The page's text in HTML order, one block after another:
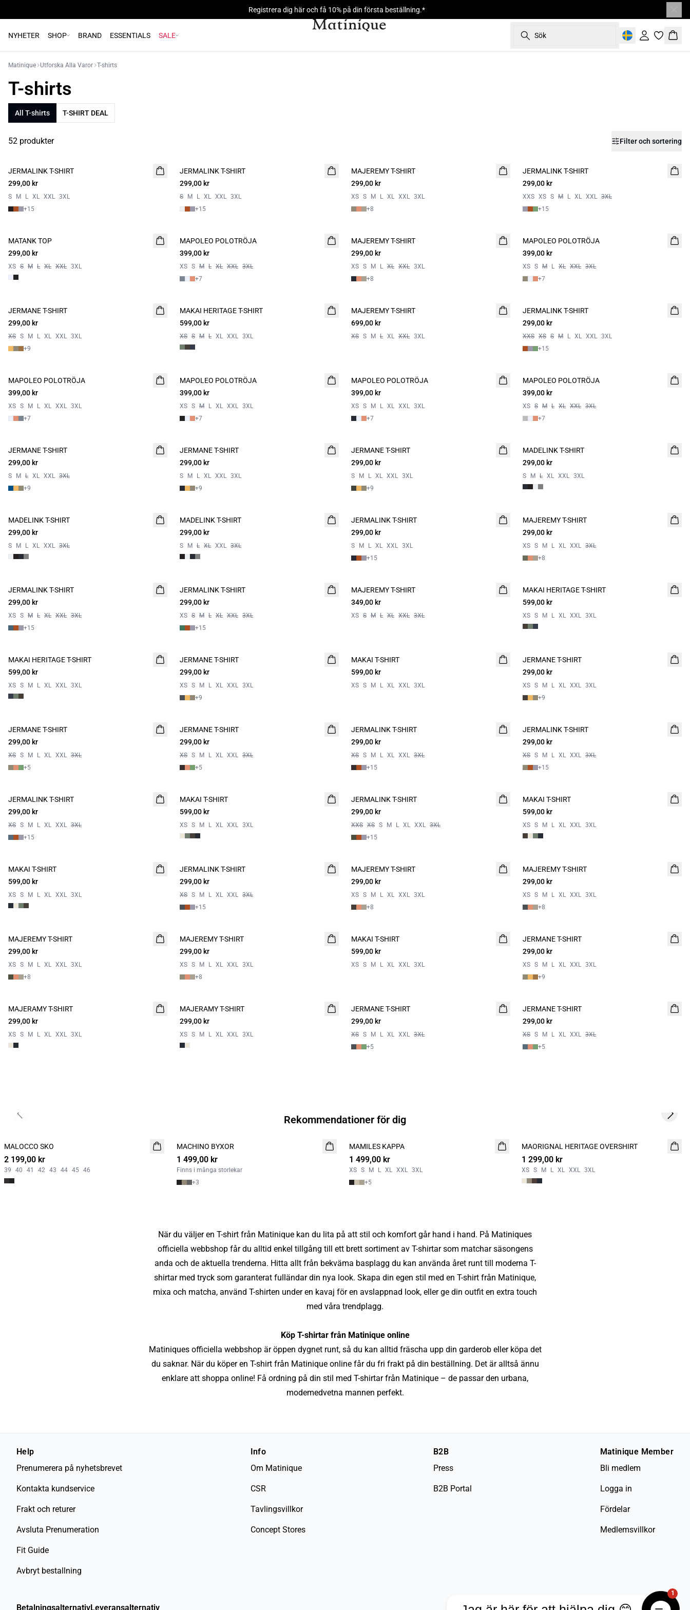
Registrera dig här och få 10% på din första beställning.*
NYHETER SHOP BRAND ESSENTIALS SALE Sök
Logga inKorg
Matinique Utforska Alla Varor T-shirts
T-shirts
All T-shirts T-SHIRT DEAL
52 produkter Filter och sortering
NYHET
2 for 500
JERMALINK T-SHIRT
299,00 kr
S M L XL XXL 3XL
+15
2 for 500
JERMALINK T-SHIRT
299,00 kr
S M L XL XXL 3XL
+15
NYHET
2 for 500
MAJEREMY T-SHIRT
299,00 kr
XS S M L XL XXL 3XL
+8
NYHET
JERMALINK T-SHIRT
299,00 kr
XXS XS S M L XL XXL 3XL
+15
MATANK TOP
299,00 kr
XS S M L XL XXL 3XL
NYHET
MAPOLEO POLOTRÖJA
399,00 kr
XS S M L XL XXL 3XL
+7
NYHET
MAJEREMY T-SHIRT
299,00 kr
XS S M L XL XXL 3XL
+8
NYHET
MAPOLEO POLOTRÖJA
399,00 kr
XS S M L XL XXL 3XL
+7
NYHET
2 for 500
JERMANE T-SHIRT
299,00 kr
XS S M L XL XXL 3XL
+9
NYHET
MAKAI HERITAGE T-SHIRT
599,00 kr
XS S M L XL XXL 3XL
NYHET
MAJEREMY T-SHIRT
699,00 kr
XS S M L XL XXL 3XL
NYHET
2 for 500
JERMALINK T-SHIRT
299,00 kr
XXS XS S M L XL XXL 3XL
+15
MAPOLEO POLOTRÖJA
399,00 kr
XS S M L XL XXL 3XL
+7
MAPOLEO POLOTRÖJA
399,00 kr
XS S M L XL XXL 3XL
+7
MAPOLEO POLOTRÖJA
399,00 kr
XS S M L XL XXL 3XL
+7
MAPOLEO POLOTRÖJA
399,00 kr
XS S M L XL XXL 3XL
+7
2 for 500
JERMANE T-SHIRT
299,00 kr
S M L XL XXL 3XL
+9
2 for 500
JERMANE T-SHIRT
299,00 kr
S M L XL XXL 3XL
+9
2 for 500
JERMANE T-SHIRT
299,00 kr
S M L XL XXL 3XL
+9
2 for 500
MADELINK T-SHIRT
299,00 kr
S M L XL XXL 3XL
2 for 500
MADELINK T-SHIRT
299,00 kr
S M L XL XXL 3XL
2 for 500
MADELINK T-SHIRT
299,00 kr
S M L XL XXL 3XL
2 for 500
JERMALINK T-SHIRT
299,00 kr
S M L XL XXL 3XL
+15
2 for 500
MAJEREMY T-SHIRT
299,00 kr
XS S M L XL XXL 3XL
+8
JERMALINK T-SHIRT
299,00 kr
XS S M L XL XXL 3XL
+15
JERMALINK T-SHIRT
299,00 kr
XS S M L XL XXL 3XL
+15
MAJEREMY T-SHIRT
349,00 kr
XS S M L XL XXL 3XL
NYHET
MAKAI HERITAGE T-SHIRT
599,00 kr
XS S M L XL XXL 3XL
NYHET
MAKAI HERITAGE T-SHIRT
599,00 kr
XS S M L XL XXL 3XL
NYHET
2 for 500
JERMANE T-SHIRT
299,00 kr
XS S M L XL XXL 3XL
+9
NYHET
MAKAI T-SHIRT
599,00 kr
XS S M L XL XXL 3XL
NYHET
2 for 500
JERMANE T-SHIRT
299,00 kr
XS S M L XL XXL 3XL
+9
NYHET
2 for 500
JERMANE T-SHIRT
299,00 kr
XS S M L XL XXL 3XL
+5
NYHET
2 for 500
JERMANE T-SHIRT
299,00 kr
XS S M L XL XXL 3XL
+5
NYHET
2 for 500
JERMALINK T-SHIRT
299,00 kr
XS S M L XL XXL 3XL
+15
NYHET
2 for 500
JERMALINK T-SHIRT
299,00 kr
XS S M L XL XXL 3XL
+15
NYHET
2 for 500
JERMALINK T-SHIRT
299,00 kr
XS S M L XL XXL 3XL
+15
NYHET
MAKAI T-SHIRT
599,00 kr
XS S M L XL XXL 3XL
NYHET
2 for 500
JERMALINK T-SHIRT
299,00 kr
XXS XS S M L XL XXL 3XL
+15
NYHET
MAKAI T-SHIRT
599,00 kr
XS S M L XL XXL 3XL
NYHET
MAKAI T-SHIRT
599,00 kr
XS S M L XL XXL 3XL
NYHET
2 for 500
JERMALINK T-SHIRT
299,00 kr
XS S M L XL XXL 3XL
+15
NYHET
2 for 500
MAJEREMY T-SHIRT
299,00 kr
XS S M L XL XXL 3XL
+8
NYHET
2 for 500
MAJEREMY T-SHIRT
299,00 kr
XS S M L XL XXL 3XL
+8
NYHET
2 for 500
MAJEREMY T-SHIRT
299,00 kr
XS S M L XL XXL 3XL
+8
NYHET
2 for 500
MAJEREMY T-SHIRT
299,00 kr
XS S M L XL XXL 3XL
+8
NYHET
MAKAI T-SHIRT
599,00 kr
XS S M L XL XXL 3XL
NYHET
2 for 500
JERMANE T-SHIRT
299,00 kr
XS S M L XL XXL 3XL
+9
NYHET
2 for 500
MAJERAMY T-SHIRT
299,00 kr
XS S M L XL XXL 3XL
NYHET
2 for 500
MAJERAMY T-SHIRT
299,00 kr
XS S M L XL XXL 3XL
NYHET
2 for 500
JERMANE T-SHIRT
299,00 kr
XS S M L XL XXL 3XL
+5
NYHET
2 for 500
JERMANE T-SHIRT
299,00 kr
XS S M L XL XXL 3XL
+5
Rekommendationer för dig
NYHET
MALOCCO SKO
2 199,00 kr
39 40 41 42 43 44 45 46
NYHET
MACHINO BYXOR
1 499,00 kr
Finns i många storlekar
+3
NYHET
MAMILES KAPPA
1 499,00 kr
XS S M L XL XXL 3XL
+5
NYHET
MAORIGNAL HERITAGE OVERSHIRT
1 299,00 kr
XS S M L XL XXL 3XL
Previous slide Next
När du väljer en T-shirt från Matinique kan du lita på att stil och komfort går hand i hand. På Matiniques
officiella webbshop får du alltid enkel tillgång till ett brett sortiment av T-shirtar som matchar säsongens
anda och de aktuella trenderna. Hitta allt från bekväma basplagg du kan använda året runt till moderna T-
shirtar med tryck som garanterat fulländar din nya look. Skapa din egen stil med en T-shirt från Matinique,
mixa och matcha, använd T-shirten under en kavaj för en avslappnad look, eller ge din outfit en extra touch
med våra trendplagg.
Köp T-shirtar från Matinique online
Matiniques officiella webbshop är öppen dygnet runt, så du kan alltid fräscha upp din garderob eller köpa det
du saknar. När du köper en T-shirt från Matinique online får du fri frakt på din beställning. Det är alltså ännu
enklare att shoppa online! Få ordning på din stil med T-shirtar från Matinique – de passar den urbana,
modemedvetna mannen perfekt.
Help
Prenumerera på nyhetsbrevet
Kontakta kundservice
Frakt och returer
Avsluta Prenumeration
Fit Guide
Avbryt bestallning
Info
Om Matinique
CSR
Tavlingsvillkor
Concept Stores
B2B
Press
B2B Portal
Matinique Member
Bli medlem
Logga in
Fördelar
Medlemsvillkor
BetalningsalternativLeveransalternativ
1